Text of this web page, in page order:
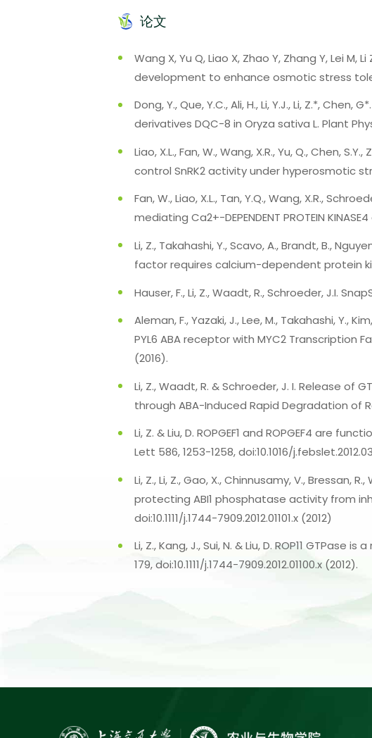
论文
Wang X, Yu Q, Liao X, Zhao Y, Zhang Y, Lei
development to enhance osmotic stress
Dong, Y., Que, Y.C., Ali, H., Li, Y.J., Li, Z.*,
derivatives DQC-8 in Oryza sativa L. Plant
Liao, X.L., Fan, W., Wang, X.R., Yu, Q., Chen,
control SnRK2 activity under hyperosmotic
Fan, W., Liao, X.L., Tan, Y.Q., Wang, X.R.,
mediating Ca2+-DEPENDENT PROTEIN
Li, Z., Takahashi, Y., Scavo, A., Brandt, B.,
factor requires calcium-dependent protein
Hauser, F., Li, Z., Waadt, R., Schroeder, J.I.
Aleman, F., Yazaki, J., Lee, M., Takahashi, Y.,
PYL6 ABA receptor with MYC2 Transcription
(2016).
Li, Z., Waadt, R. & Schroeder, J. I. Release of
through ABA-Induced Rapid Degradation of
Li, Z. & Liu, D. ROPGEF1 and ROPGEF4 are
Lett 586, 1253-1258, doi:10.1016/
Li, Z., Li, Z., Gao, X., Chinnusamy, V., Bressan,
protecting ABI1 phosphatase activity from
doi:10.1111/j.1744-7909.2012.01101.x (2012)
Li, Z., Kang, J., Sui, N. & Liu, D. ROP11
179, doi:10.1111/j.1744-7909.2012.01100.x (2012).